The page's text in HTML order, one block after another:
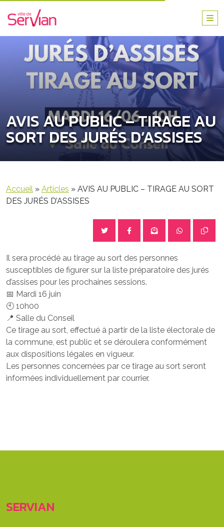
AVIS AU PUBLIC – TIRAGE AU
SORT DES JURÉS D’ASSISES
Accueil » Articles » AVIS AU PUBLIC – TIRAGE AU SORT
DES JURÉS D’ASSISES
Il sera procédé au tirage au sort des personnes
susceptibles de figurer sur la liste préparatoire des jurés
d’assises pour les prochaines sessions.
📅 Mardi 16 juin
🕙 10h00
📍 Salle du Conseil
Ce tirage au sort, effectué à partir de la liste électorale de
la commune, est public et se déroulera conformément
aux dispositions légales en vigueur.
Les personnes concernées par ce tirage au sort seront
informées individuellement par courrier.
SERVIAN